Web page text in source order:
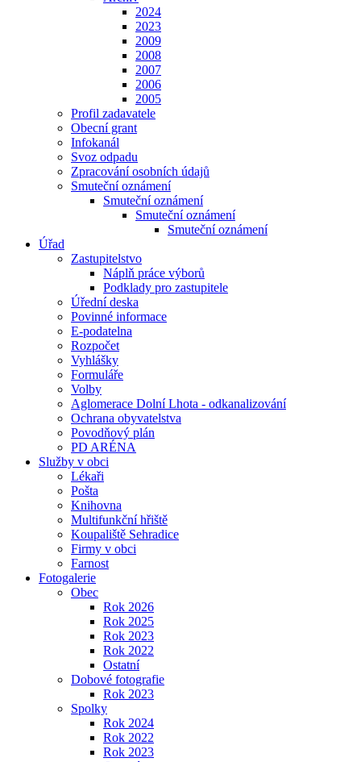
2024
2023
2009
2008
2007
2006
2005
Profil zadavatele
Obecní grant
Infokanál
Svoz odpadu
Zpracování osobních údajů
Smuteční oznámení
Smuteční oznámení
Smuteční oznámení
Smuteční oznámení
Úřad
Zastupitelstvo
Náplň práce výborů
Podklady pro zastupitele
Úřední deska
Povinné informace
E-podatelna
Rozpočet
Vyhlášky
Formuláře
Volby
Aglomerace Dolní Lhota - odkanalizování
Ochrana obyvatelstva
Povodňový plán
PD ARÉNA
Služby v obci
Lékaři
Pošta
Knihovna
Multifunkční hřiště
Koupaliště Sehradice
Firmy v obci
Farnost
Fotogalerie
Obec
Rok 2026
Rok 2025
Rok 2023
Rok 2022
Ostatní
Dobové fotografie
Rok 2023
Spolky
Rok 2024
Rok 2022
Rok 2023